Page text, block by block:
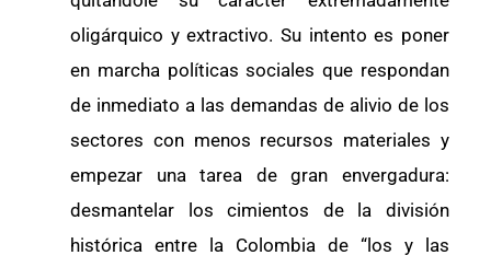
oligárquico y extractivo. Su intento es poner
en marcha políticas sociales que respondan
de inmediato a las demandas de alivio de los
sectores con menos recursos materiales y
empezar una tarea de gran envergadura:
desmantelar los cimientos de la división
histórica entre la Colombia de “los y las